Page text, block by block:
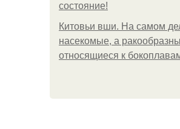
состояние!
Китовьи вши. На самом
насекомые, а
относящиеся к